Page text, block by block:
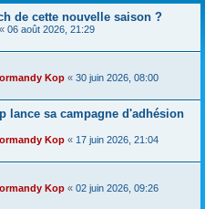
de cette nouvelle saison ?
« 06 août 2026, 21:29
Kop « 30 juin 2026, 08:00
lance sa campagne d'adhésion
Kop « 17 juin 2026, 21:04
Kop « 02 juin 2026, 09:26